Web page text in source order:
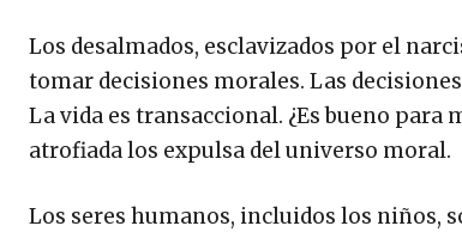
Los desalmados, esclavizados por el
tomar decisiones morales. Las
La vida es transaccional. ¿Es bueno para
atrofiada los expulsa del universo moral.
Los seres humanos, incluidos los niños,